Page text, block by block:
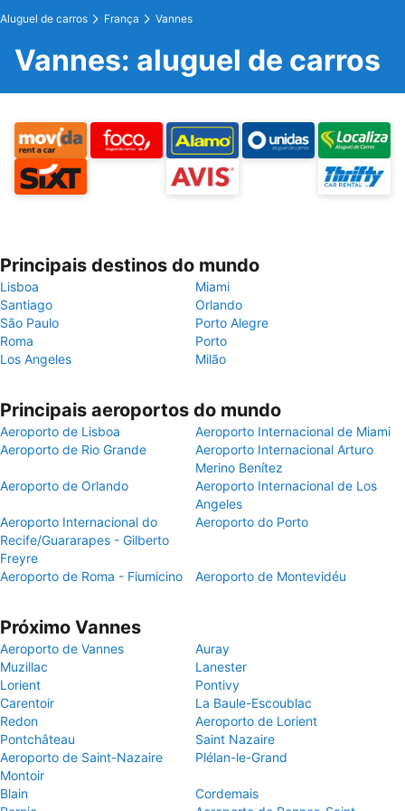
Aluguel de carros França Vannes
Vannes: aluguel de carros
Principais destinos do mundo
Lisboa
Miami
Santiago
Orlando
São Paulo
Porto Alegre
Roma
Porto
Los Angeles
Milão
Principais aeroportos do mundo
Aeroporto de Lisboa
Aeroporto Internacional de Miami
Aeroporto de Rio Grande
Aeroporto Internacional Arturo
Merino Benítez
Aeroporto de Orlando
Aeroporto Internacional de Los
Angeles
Aeroporto Internacional do
Recife/Guararapes - Gilberto
Freyre
Aeroporto do Porto
Aeroporto de Roma - Fiumicino Aeroporto de Montevidéu
Próximo Vannes
Aeroporto de Vannes
Auray
Muzillac
Lanester
Lorient
Pontivy
Carentoir
La Baule-Escoublac
Redon
Aeroporto de Lorient
Pontchâteau
Saint Nazaire
Aeroporto de Saint-Nazaire
Montoir
Plélan-le-Grand
Blain
Cordemais